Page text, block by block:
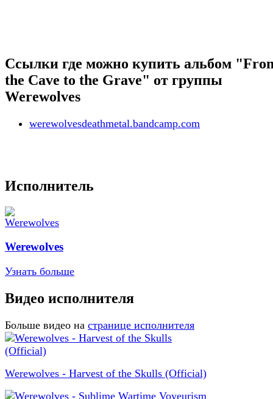
Ссылки где можно купить альбом
the Cave to the Grave" от группы
Werewolves
werewolvesdeathmetal.bandcamp.com
Исполнитель
Werewolves
Узнать больше
Видео исполнителя
Больше видео на странице исполнителя
Werewolves - Harvest of the Skulls (Official)